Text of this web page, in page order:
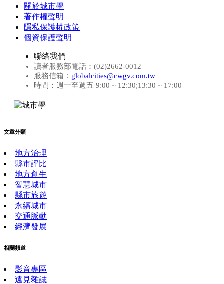
關於城市學
著作權聲明
隱私保護權政策
個資保護聲明
聯絡我們
讀者服務部電話：(02)2662-0012
服務信箱： globalcities@cwgv.com.tw
時間：週一至週五 9:00 ~ 12:30;13:30 ~ 17:00
文章分類
地方治理
縣市評比
地方創生
智慧城市
縣市旅遊
永續城市
交通脈動
經濟發展
相關頻道
影音專區
遠見雜誌